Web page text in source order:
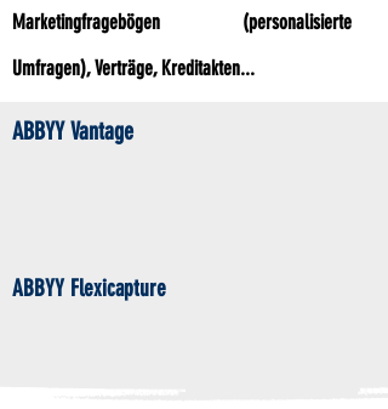
Marketingfragebögen (personalisierte
Umfragen), Verträge, Kreditakten...
ABBYY Vantage
ABBYY Flexicapture